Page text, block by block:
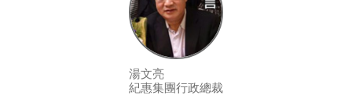
湯文亮
紀惠集團行政總裁